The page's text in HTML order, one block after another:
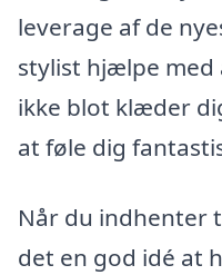
leverage af de
stylist hjælpe med
ikke blot klæder
at føle dig
Når du indhenter
det en god idé at